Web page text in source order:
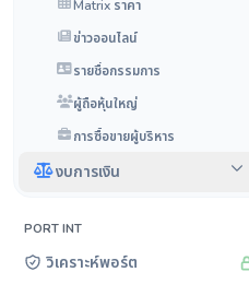
Matrix ราคา
ข่าวออนไลน์
รายชื่อกรรมการ
ผู้ถือหุ้นใหญ่
การซื้อขายผู้บริหาร
งบการเงิน
PORT INT
วิเคราะห์พอร์ต